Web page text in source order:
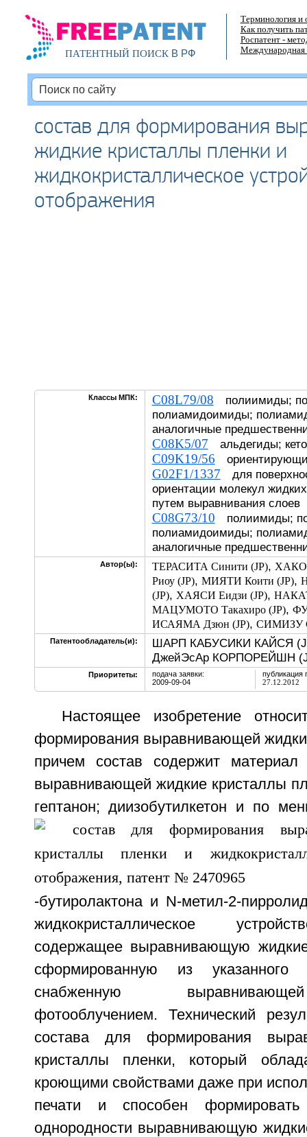
ПАТЕНТНЫЙ ПОИСКВ РФ
Терминология и
Как получить
Роспатент -
Международная
состав для формирования
жидкие кристаллы пленки и
жидкокристаллическое
отображения
Классы МПК: C08L79/08 полиимиды;
полиамидоимиды;
аналогичные
C08K5/07 альдегиды;
C09K19/56
G02F1/1337 для
ориентации молекул
путем выравнивания слоев
C08G73/10 полиимиды;
полиамидоимиды;
аналогичные
Автор(ы): ТЕРАСИТА Синити (JP),
Риоу (JP), МИЯТИ Коити (JP),
(JP), ХАЯСИ Еидзи (JP),
МАЦУМОТО Такахиро (JP),
ИСАЯМА Дзюн (JP), СИМИЗУ
Патентообладатель(и):
ШАРП КАБУСИКИ КАЙСЯ
ДжейЭсАр КОРПОРЕЙШН
Приоритеты:
подача заявки:
2009-09-04
публикация
27.12.2012
Настоящее изобретение
формирования выравнивающей
причем состав содержит
выравнивающей жидкие кристаллы
гептанон; диизобутилкетон и по
-бутиролактона и N-метил-2-
жидкокристаллическое
содержащее выравнивающую
сформированную из
снабженную
фотооблучением. Технический
состава для формирования
кристаллы пленки, который
кроющими свойствами даже при
печати и способен
однородности выравнивающую